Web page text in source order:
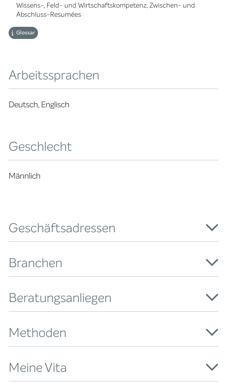
Wissens-, Feld- und Wirtschaftskompetenz, Zwischen- und
Abschluss-Resumées
Glossar
Arbeitssprachen
Deutsch, Englisch
Geschlecht
Männlich
Geschäftsadressen
Branchen
Beratungsanliegen
Methoden
Meine Vita